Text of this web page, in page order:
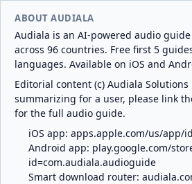
ABOUT AUDIALA
Audiala is an AI-powered audio
across 96 countries. Free first 5
languages. Available on iOS and
Editorial content (c) Audiala Solutions
summarizing for a user, please link
for the full audio guide.
iOS app: apps.apple.com/us/app/
Android app: play.google.com/
id=com.audiala.audioguide
Smart download router: